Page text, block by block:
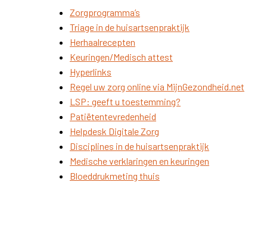
Zorgprogramma’s
Triage in de huisartsenpraktijk
Herhaalrecepten
Keuringen/Medisch attest
Hyperlinks
Regel uw zorg online via MijnGezondheid.net
LSP: geeft u toestemming?
Patiëtentevredenheid
Helpdesk Digitale Zorg
Disciplines in de huisartsenpraktijk
Medische verklaringen en keuringen
Bloeddrukmeting thuis